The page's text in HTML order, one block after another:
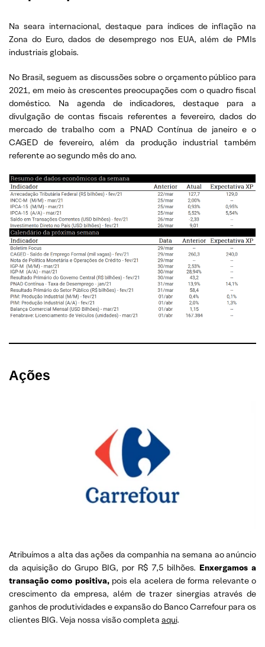
Na seara internacional, destaque para índices de inflação na
Zona do Euro, dados de desemprego nos EUA, além de PMIs
industriais globais.
No Brasil, seguem as discussões sobre o orçamento público para
2021, em meio às crescentes preocupações com o quadro fiscal
doméstico. Na agenda de indicadores, destaque para a
divulgação de contas fiscais referentes a fevereiro, dados do
mercado de trabalho com a PNAD Contínua de janeiro e o
CAGED de fevereiro, além da produção industrial também
referente ao segundo mês do ano.
Ações
Atribuímos a alta das ações da companhia na semana ao anúncio
da aquisição do Grupo BIG, por R$ 7,5 bilhões. Enxergamos a
transação como positiva,pois ela acelera de forma relevante o
crescimento da empresa, além de trazer sinergias através de
ganhos de produtividades e expansão do Banco Carrefour para os
clientes BIG. Veja nossa visão completa aqui.